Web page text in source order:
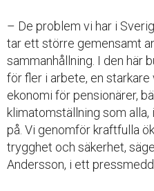
– De problem vi har i
tar ett större gemensamt
sammanhållning. I den här
för fler i arbete, en
ekonomi för pensionärer,
klimatomställning som alla,
på. Vi genomför kraftfulla
trygghet och säkerhet,
Andersson, i ett